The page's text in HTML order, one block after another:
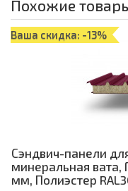
Похожие
Ваша скидка: -13%
Сэндвич-панели
минеральная вата,
мм, Полиэстер